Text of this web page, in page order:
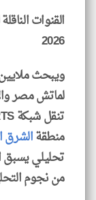
القنوات
2026
ويبحث
منطقةالشرق
تحليلي يسبق
من نجوم